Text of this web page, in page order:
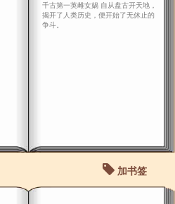
千古第一英雌女娲 自从盘古开天地，
揭开了人类历史，便开始了无休止的
争斗。
加书签